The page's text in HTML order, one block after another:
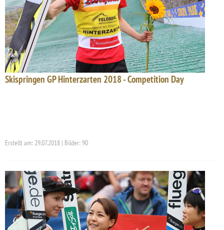
Skispringen GP Hinterzarten 2018 - Competition Day
Erstellt am: 29.07.2018 | Bilder: 90